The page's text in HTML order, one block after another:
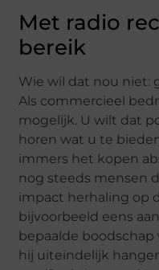
Met radio
bereik
Wie wil dat nou niet:
Als commercieel
mogelijk. U wilt dat
horen wat u te
immers het kopen
nog steeds mensen
impact herhaling op
bijvoorbeeld eens
bepaalde
hij uiteindelijk